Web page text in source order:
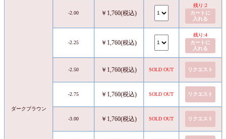
ダークブラウン
-2.00 ￥1,760(税込)
残り:2
カートに
入れる
-2.25 ￥1,760(税込)
残り:4
カートに
入れる
-2.50 ￥1,760(税込) SOLD OUT リクエスト
-2.75 ￥1,760(税込) SOLD OUT リクエスト
-3.00 ￥1,760(税込) SOLD OUT リクエスト